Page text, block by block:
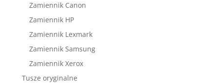
Zamiennik Canon
Zamiennik HP
Zamiennik Lexmark
Zamiennik Samsung
Zamiennik Xerox
Tusze oryginalne